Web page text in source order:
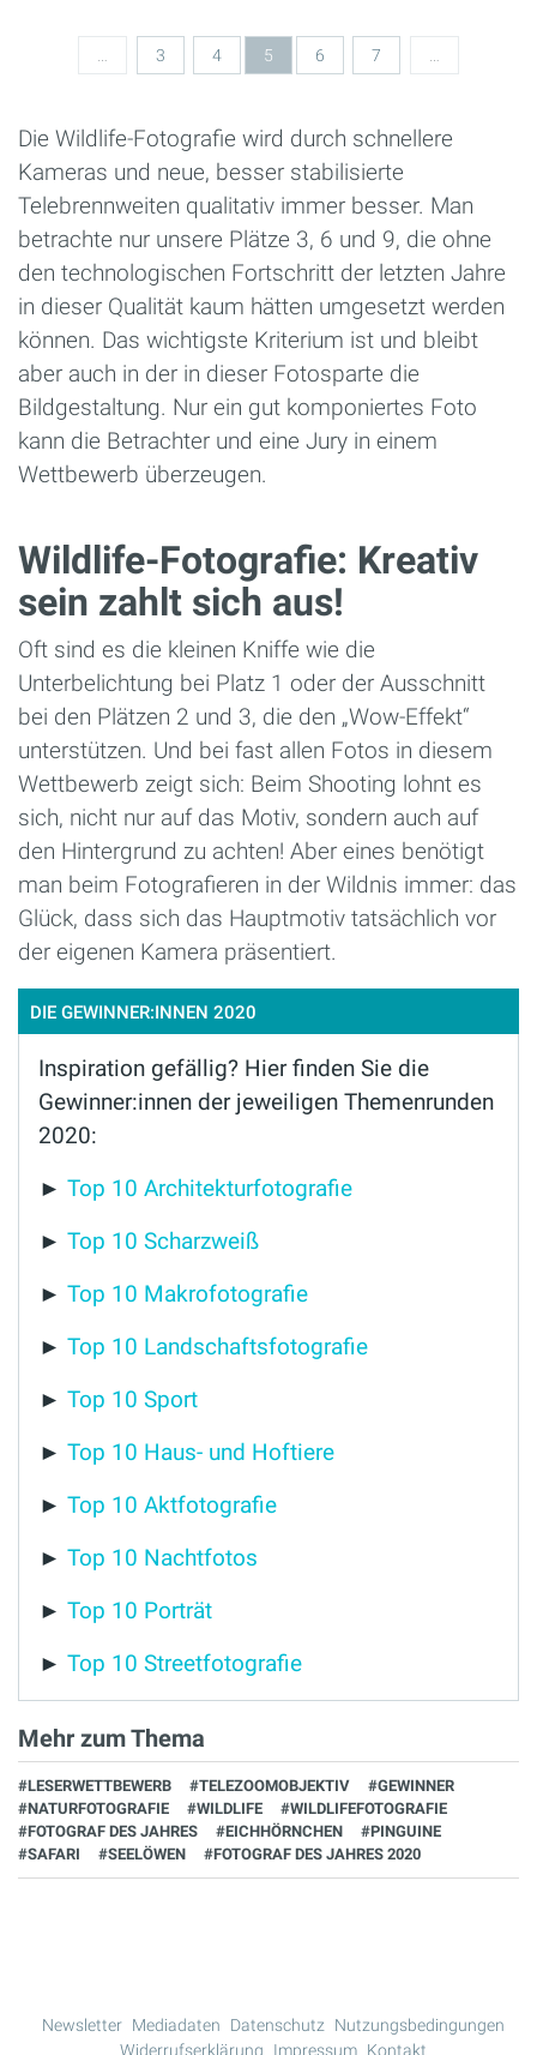
Seiten
3 4 5 6 7
Die Wildlife-Fotografie wird durch schnellere
Kameras und neue, besser stabilisierte
Telebrennweiten qualitativ immer besser. Man
betrachte nur unsere Plätze 3, 6 und 9, die ohne
den technologischen Fortschritt der letzten Jahre
in dieser Qualität kaum hätten umgesetzt werden
können. Das wichtigste Kriterium ist und bleibt
aber auch in der in dieser Fotosparte die
Bildgestaltung. Nur ein gut komponiertes Foto
kann die Betrachter und eine Jury in einem
Wettbewerb überzeugen.
Wildlife-Fotografie: Kreativ
sein zahlt sich aus!
Oft sind es die kleinen Kniffe wie die
Unterbelichtung bei Platz 1 oder der Ausschnitt
bei den Plätzen 2 und 3, die den „Wow-Effekt“
unterstützen. Und bei fast allen Fotos in diesem
Wettbewerb zeigt sich: Beim Shooting lohnt es
sich, nicht nur auf das Motiv, sondern auch auf
den Hintergrund zu achten! Aber eines benötigt
man beim Fotografieren in der Wildnis immer: das
Glück, dass sich das Hauptmotiv tatsächlich vor
der eigenen Kamera präsentiert.
DIE GEWINNER:INNEN 2020
Inspiration gefällig? Hier finden Sie die
Gewinner:innen der jeweiligen Themenrunden
2020:
► Top 10 Architekturfotografie
► Top 10 Scharzweiß
► Top 10 Makrofotografie
► Top 10 Landschaftsfotografie
► Top 10 Sport
► Top 10 Haus- und Hoftiere
► Top 10 Aktfotografie
► Top 10 Nachtfotos
► Top 10 Porträt
► Top 10 Streetfotografie
Mehr zum Thema
#LESERWETTBEWERB #TELEZOOMOBJEKTIV
#GEWINNER
#NATURFOTOGRAFIE
#WILDLIFE
#WILDLIFEFOTOGRAFIE
#FOTOGRAF DES JAHRES
#EICHHÖRNCHEN
#PINGUINE
#SAFARI
#SEELÖWEN #FOTOGRAF DES JAHRES 2020
Newsletter Mediadaten Datenschutz
Nutzungsbedingungen
Widerrufserklärung
Impressum Kontakt